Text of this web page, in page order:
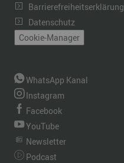
Barrierefreiheitserklärung
Datenschutz
Cookie-Manager
WhatsApp Kanal
Instagram
Facebook
YouTube
Newsletter
Podcast